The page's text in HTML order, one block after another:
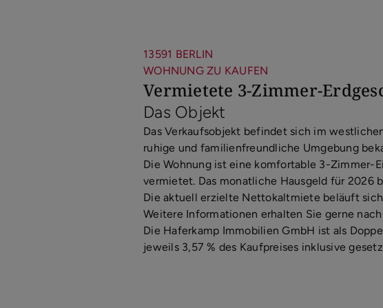
13591 BERLIN
WOHNUNG ZU KAUFEN
Vermietete 3-Zimmer-
Das Objekt
Das Verkaufsobjekt befindet sich im
ruhige und familienfreundliche Umgebung
Die Wohnung ist eine komfortable 3-Zimmer-
vermietet. Das monatliche Hausgeld für 2026
Die aktuell erzielte Nettokaltmiete beläuft
Weitere Informationen erhalten Sie gerne
Die Haferkamp Immobilien GmbH ist als
jeweils 3,57 % des Kaufpreises inklusive